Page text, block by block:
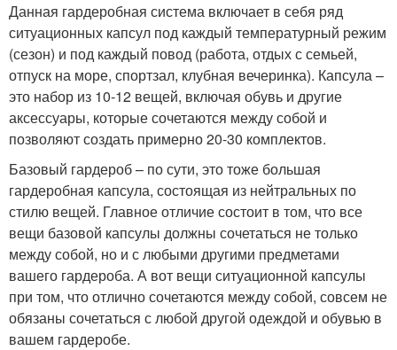
Данная гардеробная система включает в себя ряд
ситуационных капсул под каждый температурный режим
(сезон) и под каждый повод (работа, отдых с семьей,
отпуск на море, спортзал, клубная вечеринка). Капсула –
это набор из 10-12 вещей, включая обувь и другие
аксессуары, которые сочетаются между собой и
позволяют создать примерно 20-30 комплектов.
Базовый гардероб – по сути, это тоже большая
гардеробная капсула, состоящая из нейтральных по
стилю вещей. Главное отличие состоит в том, что все
вещи базовой капсулы должны сочетаться не только
между собой, но и с любыми другими предметами
вашего гардероба. А вот вещи ситуационной капсулы
при том, что отлично сочетаются между собой, совсем не
обязаны сочетаться с любой другой одеждой и обувью в
вашем гардеробе.